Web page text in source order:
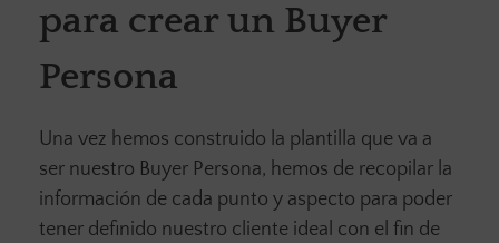
para crear un Buyer
Persona
Una vez hemos construido la plantilla que va a
ser nuestro Buyer Persona, hemos de recopilar la
información de cada punto y aspecto para poder
tener definido nuestro cliente ideal con el fin de